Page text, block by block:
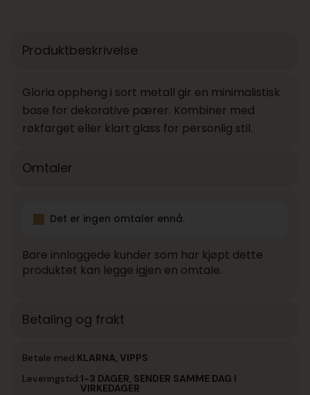
Produktbeskrivelse
Gloria oppheng i sort metall gir en minimalistisk
base for dekorative pærer. Kombiner med
røkfarget eller klart glass for personlig stil.
Omtaler
Det er ingen omtaler ennå.
Bare innloggede kunder som har kjøpt dette
produktet kan legge igjen en omtale.
Betaling og frakt
Betale med:KLARNA, VIPPS
Leveringstid:1-3 DAGER, SENDER SAMME DAG I
VIRKEDAGER